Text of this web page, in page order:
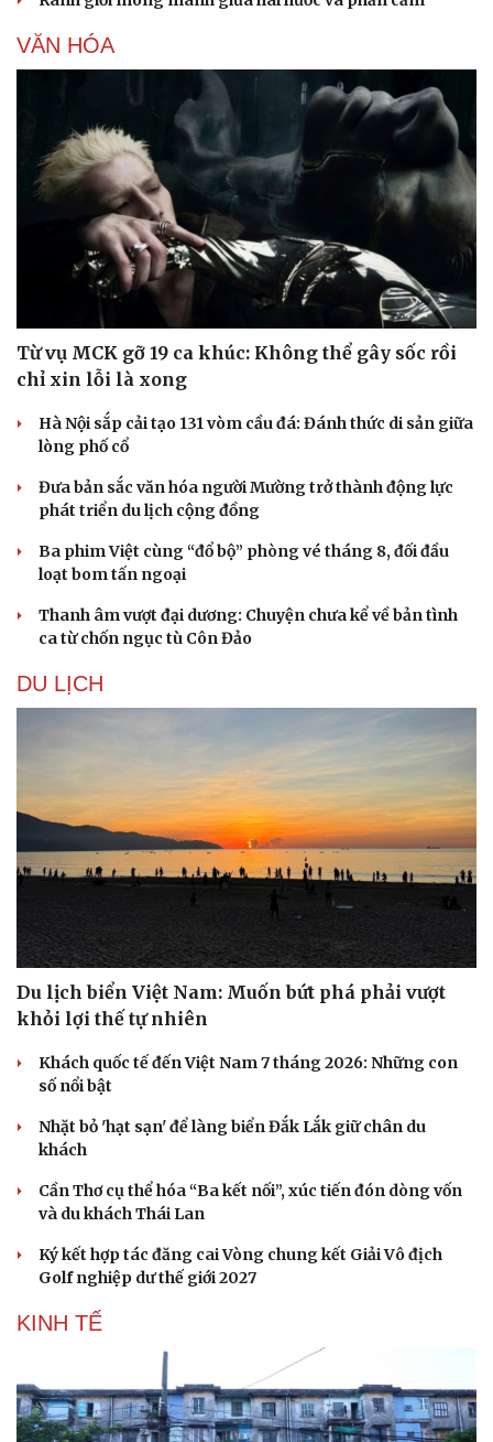
Du lịch
Săn Tour
check-in
Podcast
Câu chuyện thời sự
Đọc truyện đêm khuya
Cửa sổ tình yêu
Kể chuyện cho bé
Hạt giống tâm hồn
VĂN HÓA
Từ vụ MCK gỡ 19 ca khúc: Không thể gây sốc rồi
chỉ xin lỗi là xong
Hà Nội sắp cải tạo 131 vòm cầu đá: Đánh thức di sản giữa
lòng phố cổ
Đưa bản sắc văn hóa người Mường trở thành động lực
phát triển du lịch cộng đồng
Ba phim Việt cùng “đổ bộ” phòng vé tháng 8, đối đầu
loạt bom tấn ngoại
Thanh âm vượt đại dương: Chuyện chưa kể về bản tình
ca từ chốn ngục tù Côn Đảo
DU LỊCH
Du lịch biển Việt Nam: Muốn bứt phá phải vượt
khỏi lợi thế tự nhiên
Khách quốc tế đến Việt Nam 7 tháng 2026: Những con
số nổi bật
Nhặt bỏ 'hạt sạn' để làng biển Đắk Lắk giữ chân du
khách
Cần Thơ cụ thể hóa “Ba kết nối”, xúc tiến đón dòng vốn
và du khách Thái Lan
Ký kết hợp tác đăng cai Vòng chung kết Giải Vô địch
Golf nghiệp dư thế giới 2027
KINH TẾ